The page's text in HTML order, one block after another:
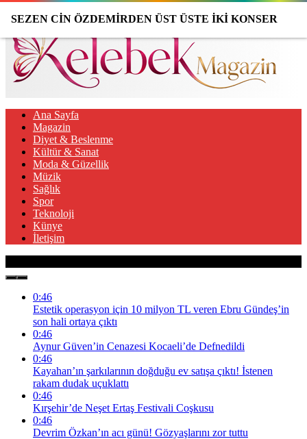
Ana Sayfa
Magazin
Diyet & Beslenme
Kültür & Sanat
Moda & Güzellik
Müzik
Sağlık
Spor
Teknoloji
Künye
İletişim
0:46
Estetik operasyon için 10 milyon TL veren Ebru Gündeş’in
son hali ortaya çıktı
0:46
Aynur Güven’in Cenazesi Kocaeli’de Defnedildi
0:46
Kayahan’ın şarkılarının doğduğu ev satışa çıktı! İstenen
rakam dudak uçuklattı
0:46
Kırşehir’de Neşet Ertaş Festivali Coşkusu
0:46
Devrim Özkan’ın acı günü! Gözyaşlarını zor tuttu
SEZEN CİN ÖZDEMİRDEN ÜST ÜSTE İKİ KONSER